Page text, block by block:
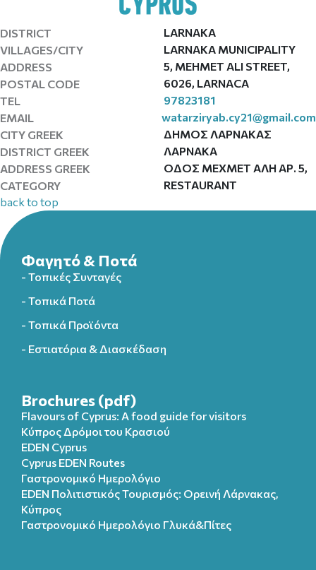
DISTRICT
LARNAKA
VILLAGES/CITY
LARNAKA MUNICIPALITY
ADDRESS
5, MEHMET ALI STREET,
POSTAL CODE
6026, LARNACA
TEL
97823181
EMAIL
watarziryab.cy21@gmail.com
CITY GREEK
ΔΗΜΟΣ ΛΑΡΝΑΚΑΣ
DISTRICT GREEK
ΛΑΡΝΑΚΑ
ADDRESS GREEK
ΟΔΟΣ ΜΕΧΜΕΤ ΑΛΗ ΑΡ. 5,
CATEGORY
RESTAURANT
back to top
Φαγητό & Ποτά
- Τοπικές Συνταγές
- Τοπικά Ποτά
- Τοπικά Προϊόντα
- Εστιατόρια & Διασκέδαση
Brochures (pdf)
Flavours of Cyprus: A food guide for visitors
Κύπρος Δρόμοι του Κρασιού
EDEN Cyprus
Cyprus EDEN Routes
Γαστρονομικό Ημερολόγιο
EDEN Πολιτιστικός Τουρισμός: Ορεινή Λάρνακας,
Κύπρος
Γαστρονομικό Ημερολόγιo Γλυκά&Πίτες